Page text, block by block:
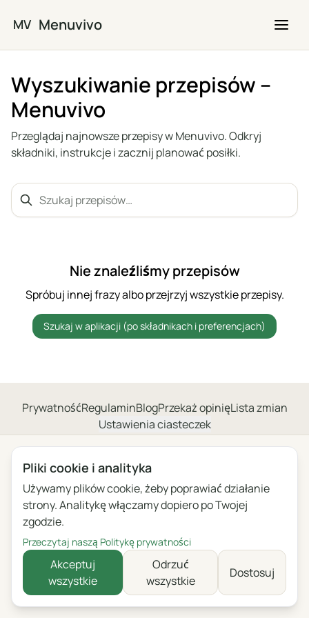
MV Menuvivo
Wyszukiwanie przepisów –
Menuvivo
Przeglądaj najnowsze przepisy w Menuvivo. Odkryj
składniki, instrukcje i zacznij planować posiłki.
Szukaj przepisów…
Nie znaleźliśmy przepisów
Spróbuj innej frazy albo przejrzyj wszystkie przepisy.
Szukaj w aplikacji (po składnikach i preferencjach)
PrywatnośćRegulaminBlogPrzekaż opinięLista zmian
Ustawienia ciasteczek
English
Polski Português
Français
Deutsch
Italiano Español
Українська
Čeština
Pliki cookie i analityka
Używamy plików cookie, żeby poprawiać działanie
strony. Analitykę włączamy dopiero po Twojej
zgodzie.
Przeczytaj naszą Politykę prywatności
Akceptuj
wszystkie
Odrzuć
wszystkie
Dostosuj